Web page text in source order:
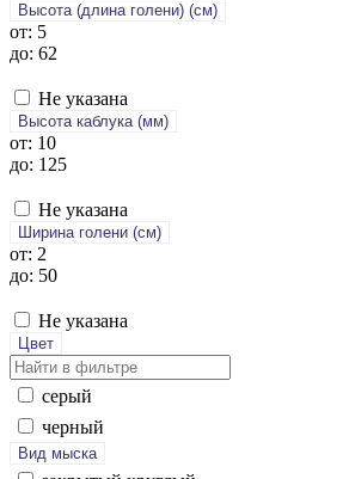
Высота (длина голени) (cм)
от: 5
до: 62
Не указана
Высота каблука (мм)
от: 10
до: 125
Не указана
Ширина голени (см)
от: 2
до: 50
Не указана
Цвет
се­рый
чер­ный
Вид мыска